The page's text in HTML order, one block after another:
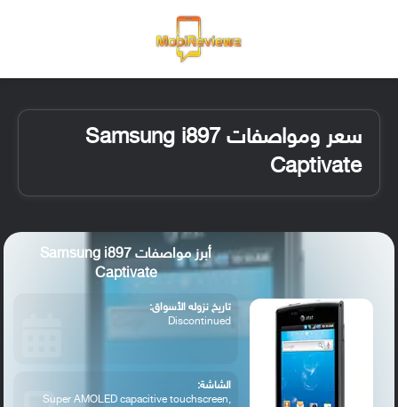
سعر ومواصفات Samsung i897
Captivate
أبرز مواصفات Samsung i897
Captivate
تاريخ نزوله الأسواق:
Discontinued
الشاشة:
Super AMOLED capacitive touchscreen,